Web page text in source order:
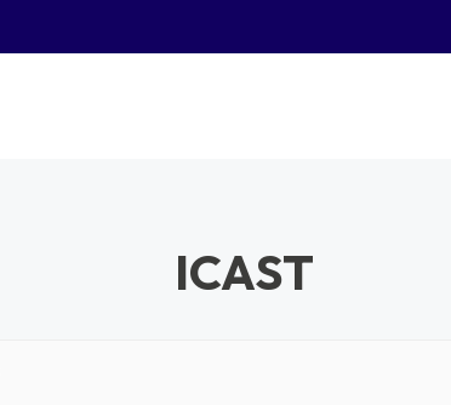
ICAST